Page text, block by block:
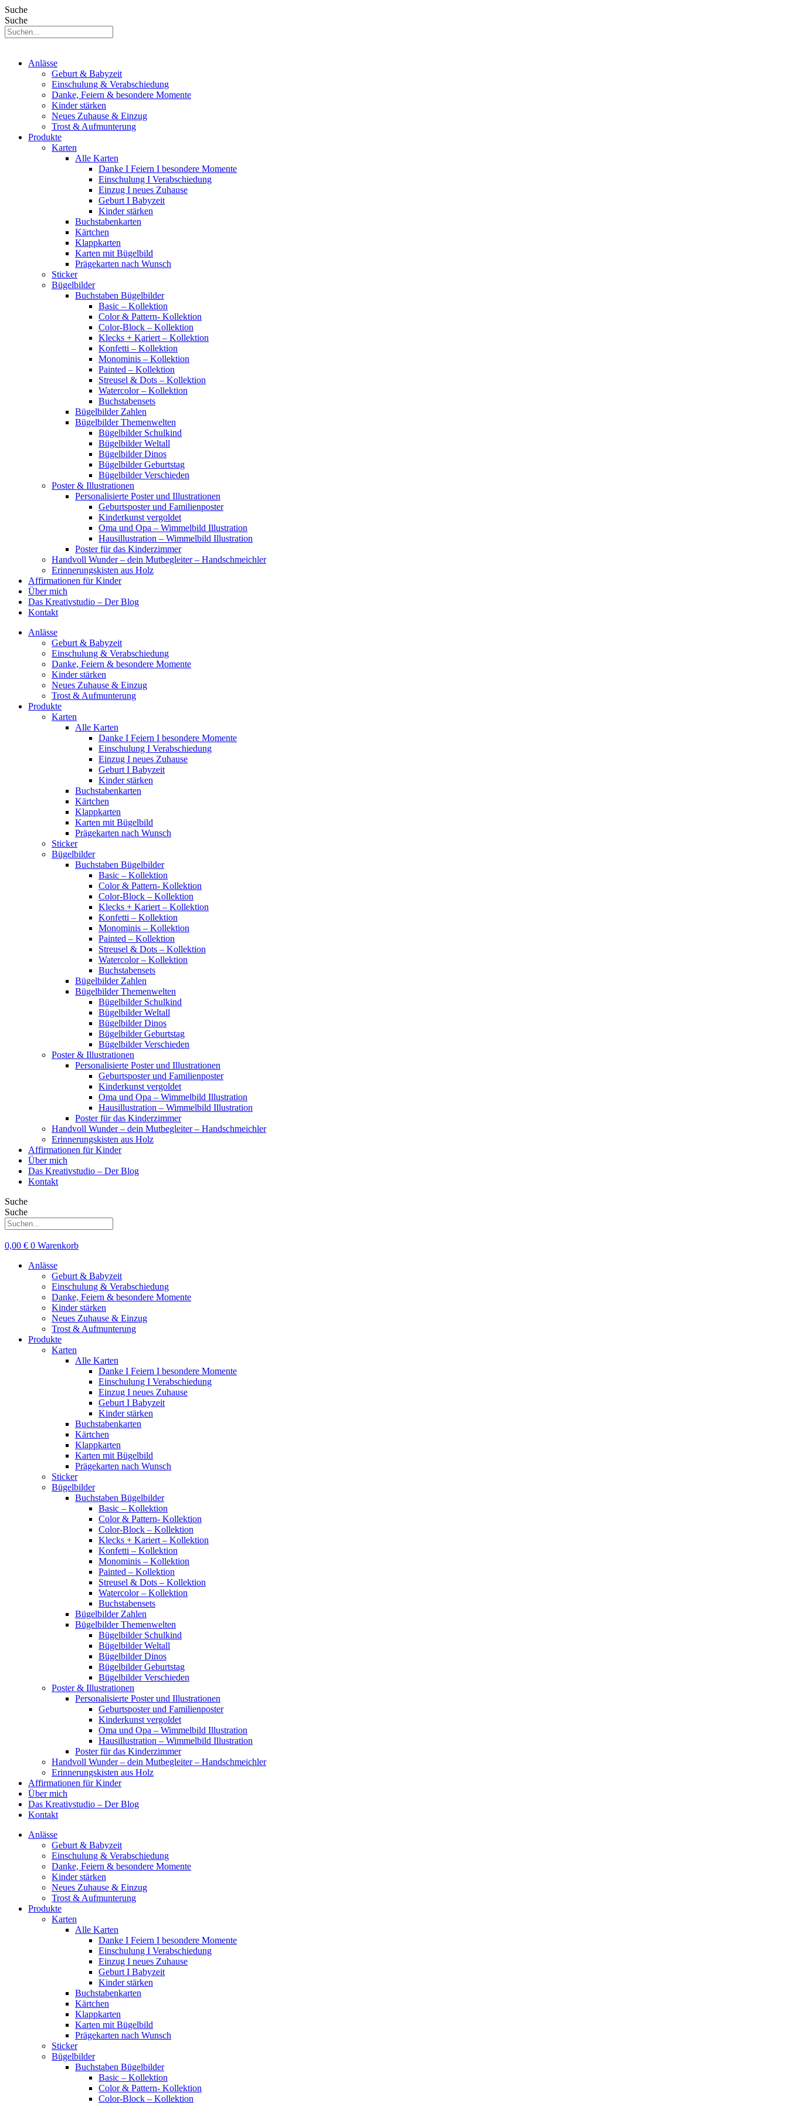
Suche
Suche
Anlässe
Geburt & Babyzeit
Einschulung & Verabschiedung
Danke, Feiern & besondere Momente
Kinder stärken
Neues Zuhause & Einzug
Trost & Aufmunterung
Produkte
Karten
Alle Karten
Danke I Feiern I besondere Momente
Einschulung I Verabschiedung
Einzug I neues Zuhause
Geburt I Babyzeit
Kinder stärken
Buchstabenkarten
Kärtchen
Klappkarten
Karten mit Bügelbild
Prägekarten nach Wunsch
Sticker
Bügelbilder
Buchstaben Bügelbilder
Basic – Kollektion
Color & Pattern- Kollektion
Color-Block – Kollektion
Klecks + Kariert – Kollektion
Konfetti – Kollektion
Monominis – Kollektion
Painted – Kollektion
Streusel & Dots – Kollektion
Watercolor – Kollektion
Buchstabensets
Bügelbilder Zahlen
Bügelbilder Themenwelten
Bügelbilder Schulkind
Bügelbilder Weltall
Bügelbilder Dinos
Bügelbilder Geburtstag
Bügelbilder Verschieden
Poster & Illustrationen
Personalisierte Poster und Illustrationen
Geburtsposter und Familienposter
Kinderkunst vergoldet
Oma und Opa – Wimmelbild Illustration
Hausillustration – Wimmelbild Illustration
Poster für das Kinderzimmer
Handvoll Wunder – dein Mutbegleiter – Handschmeichler
Erinnerungskisten aus Holz
Affirmationen für Kinder
Über mich
Das Kreativstudio – Der Blog
Kontakt
Anlässe
Geburt & Babyzeit
Einschulung & Verabschiedung
Danke, Feiern & besondere Momente
Kinder stärken
Neues Zuhause & Einzug
Trost & Aufmunterung
Produkte
Karten
Alle Karten
Danke I Feiern I besondere Momente
Einschulung I Verabschiedung
Einzug I neues Zuhause
Geburt I Babyzeit
Kinder stärken
Buchstabenkarten
Kärtchen
Klappkarten
Karten mit Bügelbild
Prägekarten nach Wunsch
Sticker
Bügelbilder
Buchstaben Bügelbilder
Basic – Kollektion
Color & Pattern- Kollektion
Color-Block – Kollektion
Klecks + Kariert – Kollektion
Konfetti – Kollektion
Monominis – Kollektion
Painted – Kollektion
Streusel & Dots – Kollektion
Watercolor – Kollektion
Buchstabensets
Bügelbilder Zahlen
Bügelbilder Themenwelten
Bügelbilder Schulkind
Bügelbilder Weltall
Bügelbilder Dinos
Bügelbilder Geburtstag
Bügelbilder Verschieden
Poster & Illustrationen
Personalisierte Poster und Illustrationen
Geburtsposter und Familienposter
Kinderkunst vergoldet
Oma und Opa – Wimmelbild Illustration
Hausillustration – Wimmelbild Illustration
Poster für das Kinderzimmer
Handvoll Wunder – dein Mutbegleiter – Handschmeichler
Erinnerungskisten aus Holz
Affirmationen für Kinder
Über mich
Das Kreativstudio – Der Blog
Kontakt
Suche
Suche
0,00 € 0 Warenkorb
Anlässe
Geburt & Babyzeit
Einschulung & Verabschiedung
Danke, Feiern & besondere Momente
Kinder stärken
Neues Zuhause & Einzug
Trost & Aufmunterung
Produkte
Karten
Alle Karten
Danke I Feiern I besondere Momente
Einschulung I Verabschiedung
Einzug I neues Zuhause
Geburt I Babyzeit
Kinder stärken
Buchstabenkarten
Kärtchen
Klappkarten
Karten mit Bügelbild
Prägekarten nach Wunsch
Sticker
Bügelbilder
Buchstaben Bügelbilder
Basic – Kollektion
Color & Pattern- Kollektion
Color-Block – Kollektion
Klecks + Kariert – Kollektion
Konfetti – Kollektion
Monominis – Kollektion
Painted – Kollektion
Streusel & Dots – Kollektion
Watercolor – Kollektion
Buchstabensets
Bügelbilder Zahlen
Bügelbilder Themenwelten
Bügelbilder Schulkind
Bügelbilder Weltall
Bügelbilder Dinos
Bügelbilder Geburtstag
Bügelbilder Verschieden
Poster & Illustrationen
Personalisierte Poster und Illustrationen
Geburtsposter und Familienposter
Kinderkunst vergoldet
Oma und Opa – Wimmelbild Illustration
Hausillustration – Wimmelbild Illustration
Poster für das Kinderzimmer
Handvoll Wunder – dein Mutbegleiter – Handschmeichler
Erinnerungskisten aus Holz
Affirmationen für Kinder
Über mich
Das Kreativstudio – Der Blog
Kontakt
Anlässe
Geburt & Babyzeit
Einschulung & Verabschiedung
Danke, Feiern & besondere Momente
Kinder stärken
Neues Zuhause & Einzug
Trost & Aufmunterung
Produkte
Karten
Alle Karten
Danke I Feiern I besondere Momente
Einschulung I Verabschiedung
Einzug I neues Zuhause
Geburt I Babyzeit
Kinder stärken
Buchstabenkarten
Kärtchen
Klappkarten
Karten mit Bügelbild
Prägekarten nach Wunsch
Sticker
Bügelbilder
Buchstaben Bügelbilder
Basic – Kollektion
Color & Pattern- Kollektion
Color-Block – Kollektion